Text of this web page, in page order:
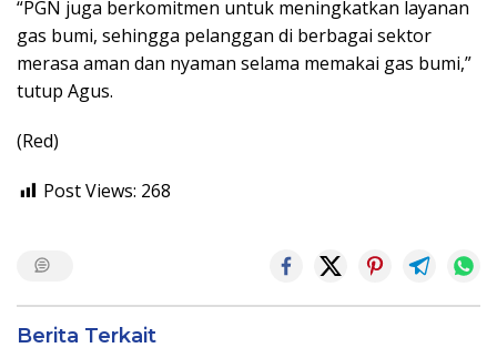
“PGN juga berkomitmen untuk meningkatkan layanan
gas bumi, sehingga pelanggan di berbagai sektor
merasa aman dan nyaman selama memakai gas bumi,”
tutup Agus.
(Red)
Post Views: 268
Berita Terkait